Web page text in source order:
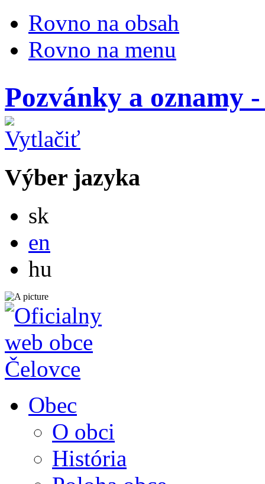
Rovno na obsah
Rovno na menu
Pozvánky a oznamy
Výber jazyka
sk
en
hu
Obec
O obci
História